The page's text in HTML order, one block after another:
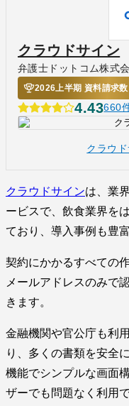
クラウドサイン
弁護士ドットコム株式
2026上半期 資料請求
4.43660
クラウ
クラウドサインは、業
ービスで、飲食業界を
ており、導入事例も豊富
契約にかかるすべての
メールアドレスのみで
きます。
金融機関や官公庁も利
り、多くの書類を安全
機能でシンプルな画面
ザーでも問題なく利用で